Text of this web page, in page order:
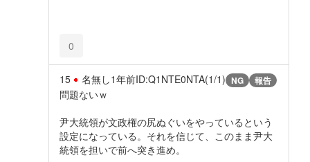
0
15 名無し1年前ID:Q1NTE0NTA(1/1) NG 報告
問題ないｗ
尹大統領が文政権の尻ぬぐいをやっているという
設定になっている。それを信じて、このまま尹大
統領を担いで前へ突き進め。